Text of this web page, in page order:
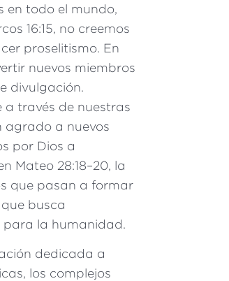
en todo el mundo,
16:15, no creemos
proselitismo. En
nuevos miembros
divulgación.
través de nuestras
agrado a nuevos
por Dios a
Mateo 28:18–20, la
que pasan a formar
busca
para la humanidad.
dedicada a
los complejos